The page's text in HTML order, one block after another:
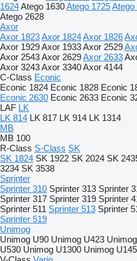
1624Atego 1630Atego 1725Atego
Atego 2628
Axor
Axor 1823Axor 1824Axor 1826
Axor 1929Axor 1933Axor 2529
Axor 2543Axor 2629Axor 2633
Axor 3243Axor 3340Axor 4144
C-Class Econic
Econic 1824 Econic 1828 Econic
Econic 2630 Econic 2633 Econic
LAF LK
LK 814 LK 817 LK 914 LK 1314
MB
MB 100
R-Class S-Class SK
SK 1824 SK 1922 SK 2024 SK
3234 SK 3538
Sprinter
Sprinter 310 Sprinter 313 Sprinter
Sprinter 317 Sprinter 319 Sprinter
Sprinter 511 Sprinter 513 Sprinter
Sprinter 519
Unimog
Unimog U90 Unimog U423
U530 Unimog U1300 Unimog